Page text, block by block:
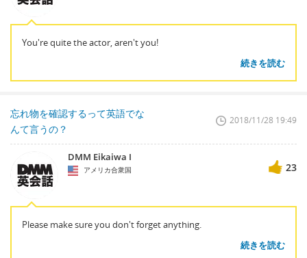
You're quite the actor, aren't you!
続きを読む
忘れ物を確認するって英語でな
んて言うの？
2018/11/28 19:49
DMM Eikaiwa I
アメリカ合衆国 23
Please make sure you don't forget anything.
続きを読む